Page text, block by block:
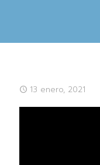
13 enero, 2021